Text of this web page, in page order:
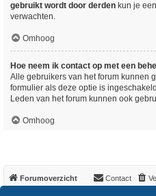
gebruikt wordt door derden kun je
verwachten.
Omhoog
Hoe neem ik contact op met een
Alle gebruikers van het forum kunnen
formulier als deze optie is
Leden van het forum kunnen ook
Omhoog
Forumoverzicht Contact